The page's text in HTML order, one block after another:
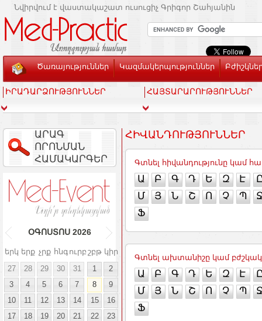
Նվիրվում է վաստակաշատ ուսուցիչ Գրիգոր Շահյանին
Ծառայություններ Կազմակերպություններ
ԻՐԱԴԱՐՁՈՒԹՅՈՒՆՆԵՐ ՀԱՅՏԱՐԱՐՈՒԹՅՈՒՆՆԵՐ
ԱՐԱԳ
ՈՐՈՆՄԱՆ
ՀԱՄԱԿԱՐԳԵՐ
ՕԳՈՍՏՈՍ 2026
երկ երք չրք հնգուրբ շբթ կիր
27
28 29 30 31 1
2
3
4 5 6 7 8
9
10
11 12 13 14 15
16
17
18 19 20 21 22
23
ՀԻՎԱՆԴՈՒԹՅՈՒՆՆԵՐ
Գտնել հիվանդությունը կամ
Ա Բ Գ Դ Ե Զ Է
Մ
Յ Ն Շ Ո Չ Պ
Ֆ
Գտնել ախտանիշը կամ
Ա Բ Գ Դ Ե Զ Է
Մ
Յ Ն Շ Ո Չ Պ
Ֆ